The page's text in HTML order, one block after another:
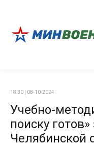
18:30 | 08-10-2024
Учебно-
поиску
Челябинской